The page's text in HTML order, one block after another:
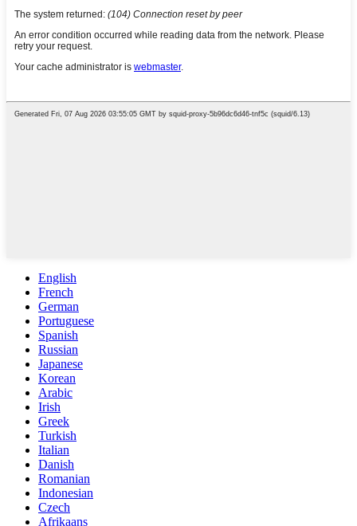
English
French
German
Portuguese
Spanish
Russian
Japanese
Korean
Arabic
Irish
Greek
Turkish
Italian
Danish
Romanian
Indonesian
Czech
Afrikaans